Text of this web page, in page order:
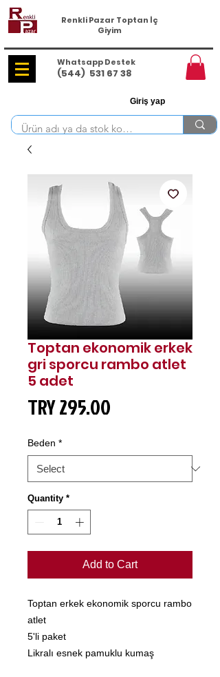
Renkli Pazar Toptan İç
Giyim
Whatsapp Destek
(544) 531 67 38
Giriş yap
Toptan ekonomik erkek
gri sporcu rambo atlet
5 adet
TRY 295.00
Beden *
Quantity *
Add to Cart
Toptan erkek ekonomik sporcu rambo
atlet
5'li paket
Likralı esnek pamuklu kumaş